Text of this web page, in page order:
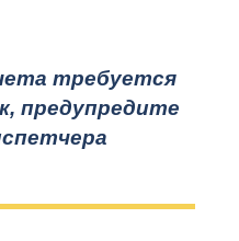
требуется
предупредите